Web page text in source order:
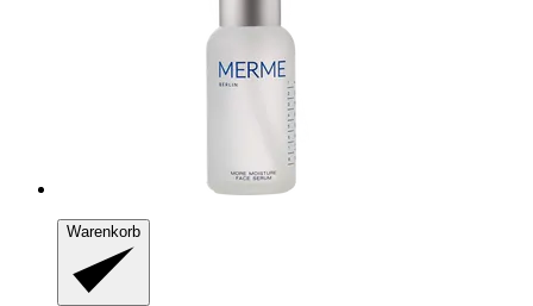
Warenkorb